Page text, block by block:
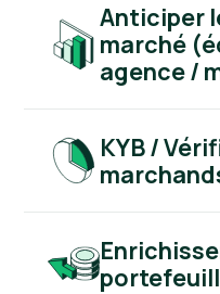
Anticiper
marché
agence /
KYB /